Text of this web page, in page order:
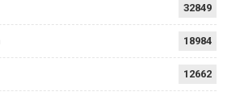
32849
18984
12662